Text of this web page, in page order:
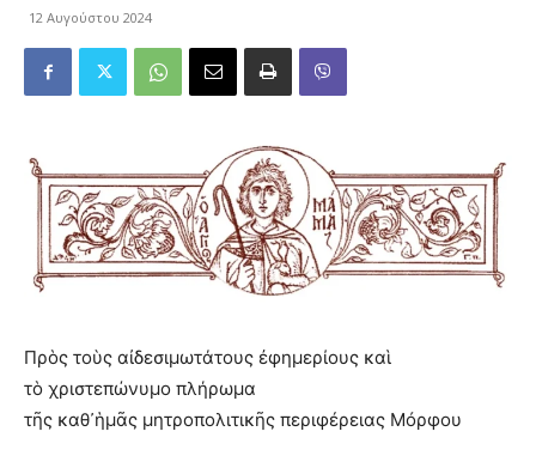
12 Αυγούστου 2024
Πρὸς τοὺς αἰδεσιμωτάτους ἐφημερίους καὶ
τὸ χριστεπώνυμο πλήρωμα
τῆς καθ᾽ἡμᾶς μητροπολιτικῆς περιφέρειας Μόρφου